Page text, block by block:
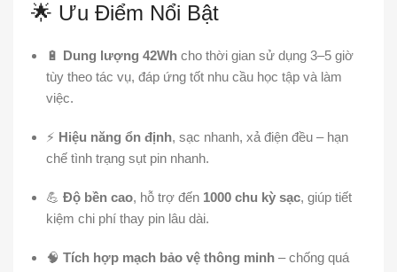
🌟 Ưu Điểm Nổi Bật
🔋 Dung lượng 42Wh cho thời gian sử dụng 3–5 giờ
tùy theo tác vụ, đáp ứng tốt nhu cầu học tập và làm
việc.
⚡ Hiệu năng ổn định, sạc nhanh, xả điện đều – hạn
chế tình trạng sụt pin nhanh.
💪 Độ bền cao, hỗ trợ đến 1000 chu kỳ sạc, giúp tiết
kiệm chi phí thay pin lâu dài.
🧠 Tích hợp mạch bảo vệ thông minh – chống quá